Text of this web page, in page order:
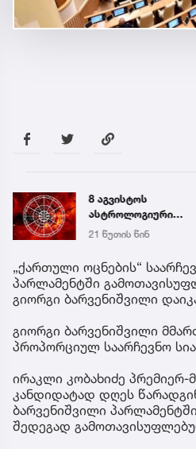
8 აგვისტოს
ასტროლოგიური
პროგნოზი
21 წუთის წინ
„ქართული ოცნების“
პარლამენტში
გიორგი ბარვენიშვილი
გიორგი ბარვენიშვილი
პროპორციულ საარჩევნო
ირაკლი კობახიძე პრემიერ-
კანდიდატად დღეს
ბარვენიშვილი
შედეგად